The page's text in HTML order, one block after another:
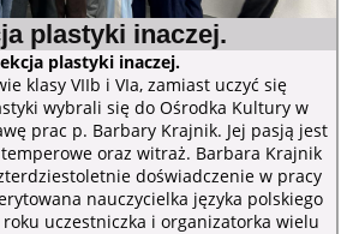
plastyki inaczej.
plastyki inaczej.
klasy VIIb i VIa, zamiast uczyć się
wybrali się do Ośrodka Kultury w
prac p. Barbary Krajnik. Jej pasją jest
oraz witraż. Barbara Krajnik
doświadczenie w pracy
nauczycielka języka polskiego
uczestniczka i organizatorka wielu